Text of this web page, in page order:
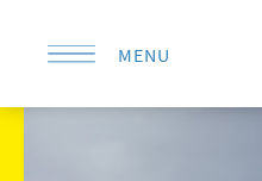
MENU